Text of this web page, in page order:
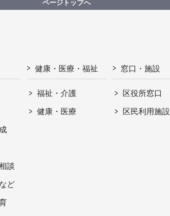
ページトップへ
談
ど
健康・医療・福祉
福祉・介護
健康・医療
窓口・施設
区役所窓口
区民利用施設